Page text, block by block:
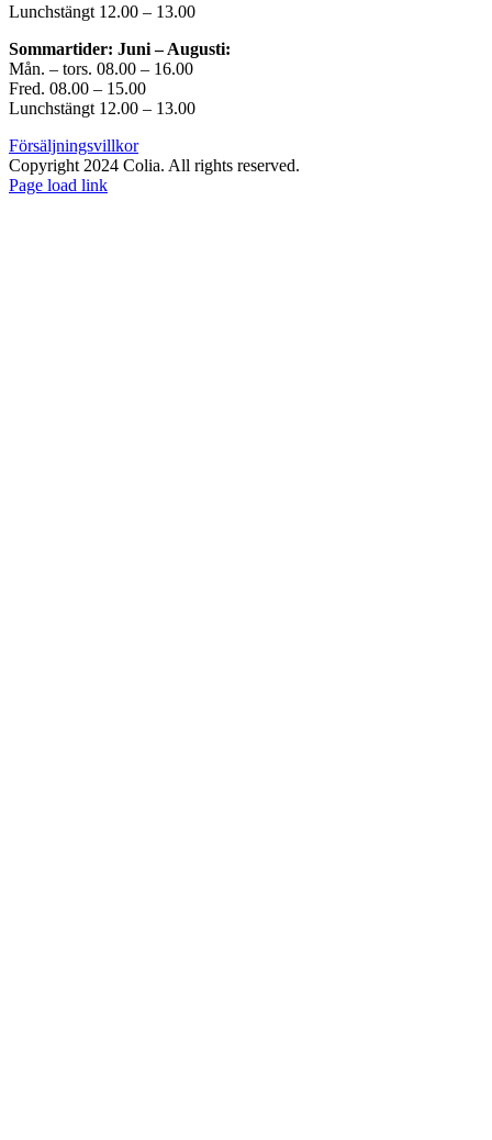
Lunchstängt 12.00 – 13.00
Sommartider: Juni – Augusti:
Mån. – tors. 08.00 – 16.00
Fred. 08.00 – 15.00
Lunchstängt 12.00 – 13.00
Försäljningsvillkor
Copyright 2024 Colia. All rights reserved.
Page load link